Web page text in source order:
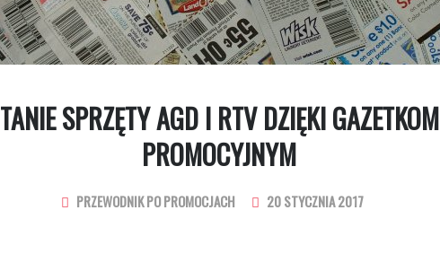
TANIE SPRZĘTY AGD I RTV DZIĘKI GAZETKOM
PROMOCYJNYM
PRZEWODNIK PO PROMOCJACH 20 STYCZNIA 2017